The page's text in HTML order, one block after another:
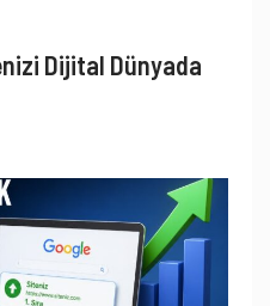
Dijital Dünyada